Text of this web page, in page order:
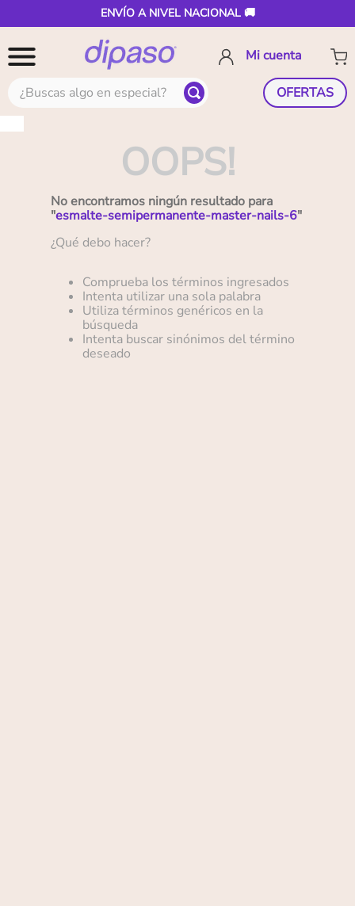
ENVÍO A NIVEL NACIONAL 🚚
¿Buscas algo en especial? OFERTAS
OOPS!
No encontramos ningún resultado para
"esmalte-semipermanente-master-nails-6"
¿Qué debo hacer?
Comprueba los términos ingresados
Intenta utilizar una sola palabra
Utiliza términos genéricos en la
búsqueda
Intenta buscar sinónimos del término
deseado